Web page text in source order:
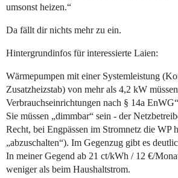
umsonst heizen.“
Da fällt dir nichts mehr zu ein.
Hintergrundinfos für interessierte Laien:
Wärmepumpen mit einer Systemleistung
Zusatzheizstab) von mehr als 4,2 kW
Verbrauchseinrichtungen nach § 14a
Sie müssen „dimmbar“ sein - der
Recht, bei Engpässen im Stromnetz die WP
„abzuschalten“). Im Gegenzug gibt es
In meiner Gegend ab 21 ct/kWh / 12 €/
weniger als beim Haushaltstrom.